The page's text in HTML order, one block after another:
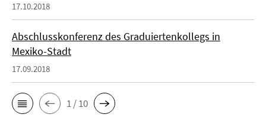
17.10.2018
Abschlusskonferenz des Graduiertenkollegs in
Mexiko-Stadt
17.09.2018
1 / 10